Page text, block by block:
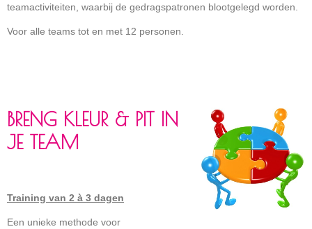
teamactiviteiten, waarbij de gedragspatronen blootgelegd worden.
Voor alle teams tot en met 12 personen.
BRENG KLEUR & PIT IN
JE TEAM
Training van 2 à 3 dagen
Een unieke methode voor